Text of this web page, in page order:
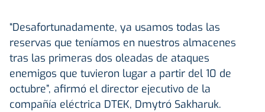
“Desafortunadamente, ya usamos todas las
reservas que teníamos en nuestros almacenes
tras las primeras dos oleadas de ataques
enemigos que tuvieron lugar a partir del 10 de
octubre”, afirmó el director ejecutivo de la
compañía eléctrica DTEK, Dmytró Sakharuk.